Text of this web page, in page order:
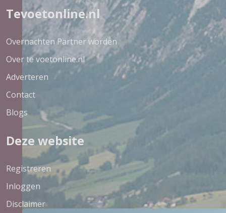
Tevoetonline.nl
Overnachten Partner worden
Over te voetonline.nl
Adverteren
Contact
Blogs
Deze website
Registreren
Inloggen
Disclaimer